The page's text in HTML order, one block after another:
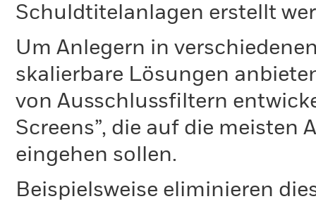
Schuldtitelanlagen erstellt
Um Anlegern in
skalierbare Lösungen
von Ausschlussfiltern
Screens”, die auf die meisten
eingehen sollen.
Beispielsweise eliminieren